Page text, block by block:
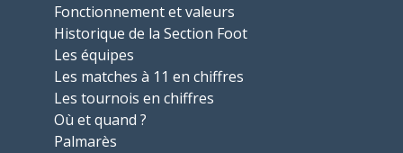
Fonctionnement et valeurs
Historique de la Section Foot
Les équipes
Les matches à 11 en chiffres
Les tournois en chiffres
Où et quand ?
Palmarès